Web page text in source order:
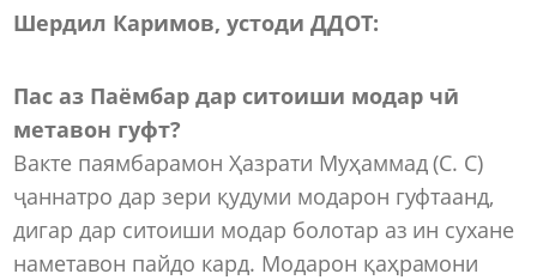
Шердил Каримов, устоди ДДОТ:
Пас аз Паёмбар дар ситоиши модар чӣ
метавон гуфт?
Вакте паямбарамон Ҳазрати Муҳаммад (С. С)
ҷаннатро дар зери қудуми модарон гуфтаанд,
дигар дар ситоиши модар болотар аз ин сухане
наметавон пайдо кард. Модарон қаҳрамони